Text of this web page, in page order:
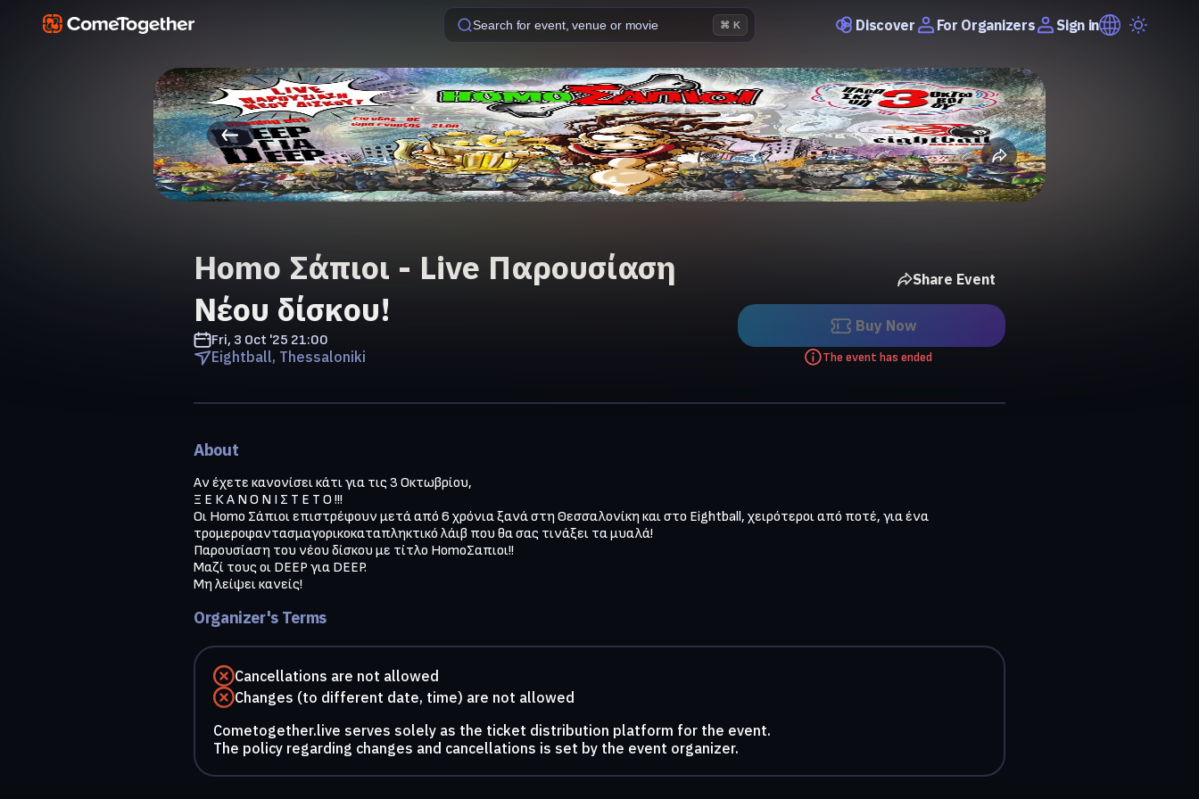
Search for event, venue or movie ⌘ K Discover For Organizers Sign in
Homo Σάπιοι - Live Παρουσίαση
Νέου δίσκου!
Fri, 3 Oct '25 21:00
Eightball, Thessaloniki
Share Event
Buy Now
The event has ended
About
Αν έχετε κανονίσει κάτι για τις 3 Οκτωβρίου,
Ξ Ε Κ Α Ν Ο Ν Ι Σ Τ Ε Τ Ο !!!
Οι Homo Σάπιοι επιστρέφουν μετά από 6 χρόνια ξανά στη Θεσσαλονίκη και στο Eightball, χειρότεροι από ποτέ, για ένα
τρομεροφαντασμαγορικοκαταπληκτικό λάιβ που θα σας τινάξει τα μυαλά!
Παρουσίαση του νέου δίσκου με τίτλο HomoΣαπιοι!!
Μαζί τους οι DEEP για DEEP.
Μη λείψει κανείς!
Organizer's Terms
Cancellations are not allowed
Changes (to different date, time) are not allowed
Cometogether.live serves solely as the ticket distribution platform for the event.
The policy regarding changes and cancellations is set by the event organizer.